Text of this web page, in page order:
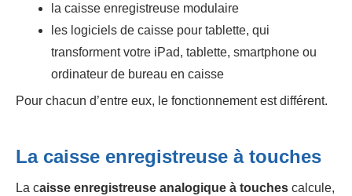
la caisse enregistreuse modulaire
les logiciels de caisse pour tablette, qui
transforment votre iPad, tablette, smartphone ou
ordinateur de bureau en caisse
Pour chacun d’entre eux, le fonctionnement est différent.
La caisse enregistreuse à touches
La caisse enregistreuse analogique à touches calcule,